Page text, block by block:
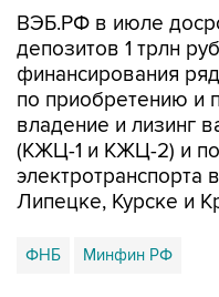
Купить подписку
Подписаться на
Получать
канале
НОВОСТИ ПО ТЕМЕ
3 июля 13:46